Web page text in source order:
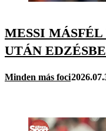
MESSI
UTÁN
Minden más foci